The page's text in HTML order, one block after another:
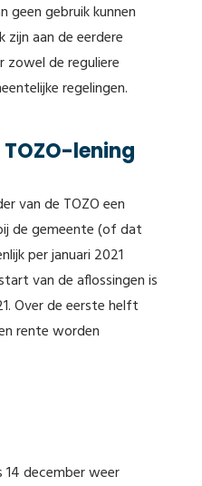
geen gebruik kunnen
zijn aan de eerdere
zowel de reguliere
regelingen.
lening
van de TOZO een
de gemeente (of dat
per januari 2021
van de aflossingen is
Over de eerste helft
rente worden
14 december weer